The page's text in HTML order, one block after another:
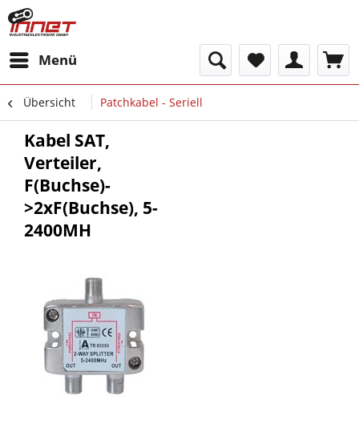
Menü
Übersicht Patchkabel - Seriell
Kabel SAT,
Verteiler,
F(Buchse)-
>2xF(Buchse), 5-
2400MH